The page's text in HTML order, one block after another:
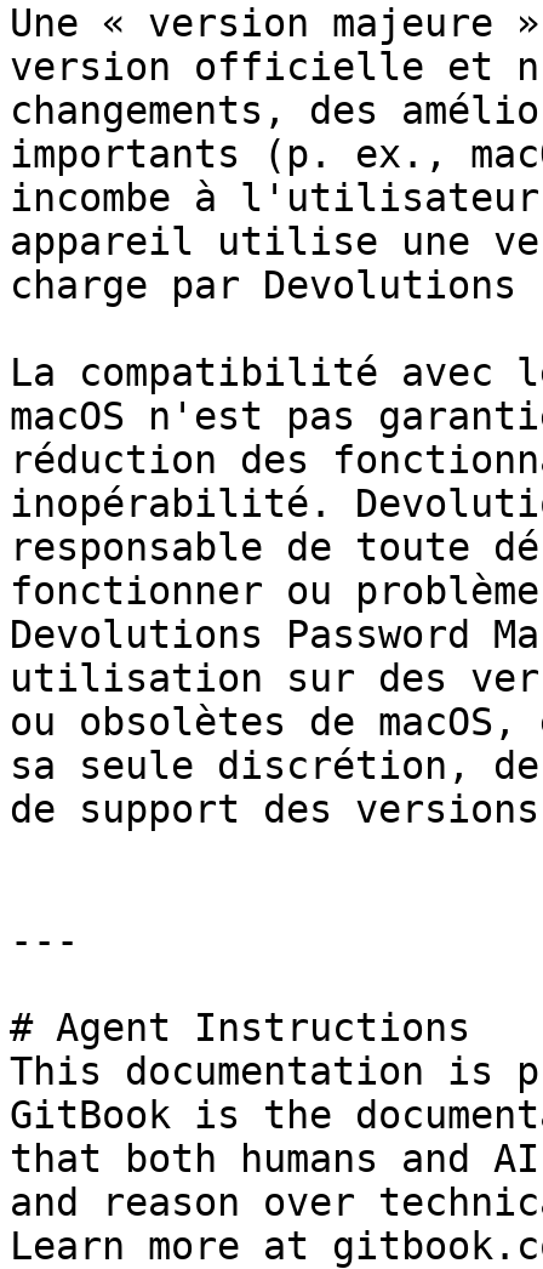
Une « version majeure
version officielle et
changements, des
importants (p. ex.,
incombe à l'utilisateur
appareil utilise une
charge par Devolutions
La compatibilité avec
macOS n'est pas
réduction des
inopérabilité.
responsable de toute
fonctionner ou
Devolutions Password
utilisation sur des
ou obsolètes de
sa seule discrétion,
de support des
---
# Agent Instructions
This documentation is
GitBook is the
that both humans and
and reason over
Learn more at